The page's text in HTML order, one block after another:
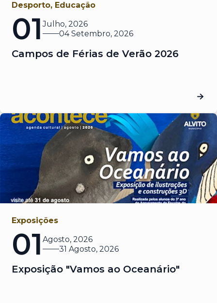
Desporto, Educação
01Julho, 2026
04 Setembro, 2026
Campos de Férias de Verão 2026
Exposições
01 Agosto, 2026
31 Agosto, 2026
Exposição "Vamos ao Oceanário"